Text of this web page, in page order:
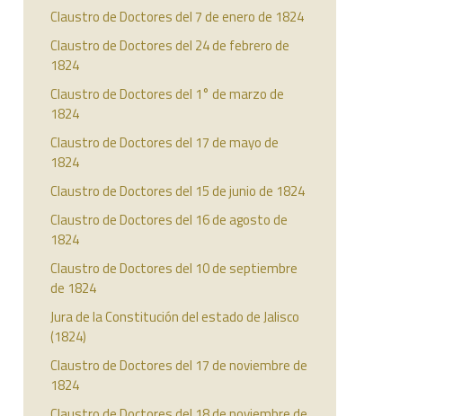
Claustro de Doctores del 7 de enero de 1824
Claustro de Doctores del 24 de febrero de
1824
Claustro de Doctores del 1° de marzo de
1824
Claustro de Doctores del 17 de mayo de
1824
Claustro de Doctores del 15 de junio de 1824
Claustro de Doctores del 16 de agosto de
1824
Claustro de Doctores del 10 de septiembre
de 1824
Jura de la Constitución del estado de Jalisco
(1824)
Claustro de Doctores del 17 de noviembre de
1824